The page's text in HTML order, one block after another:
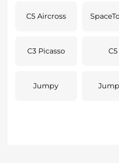
C5 Aircross
C3 Picasso C5
Jumpy